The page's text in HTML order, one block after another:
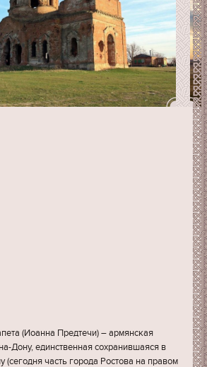
(Иоанна Предтечи) – армянская
Дону, единственная сохранившаяся в
(сегодня часть города Ростова на правом